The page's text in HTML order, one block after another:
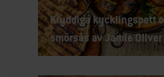
Kryddiga kycklingspett
smörsås av Jamie Oliver